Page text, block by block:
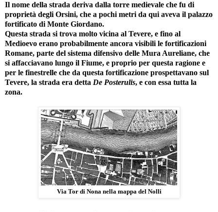
Il nome della strada deriva dalla torre medievale che fu di
proprietà degli Orsini, che a pochi metri da qui aveva il palazzo
fortificato di Monte Giordano.
Questa strada si trova molto vicina al Tevere, e fino al
Medioevo erano probabilmente ancora visibili le fortificazioni
Romane, parte del sistema difensivo delle Mura Aureliane, che
si affacciavano lungo il Fiume, e proprio per questa ragione e
per le finestrelle che da questa fortificazione prospettavano sul
Tevere, la strada era detta De Posterulis, e con essa tutta la
zona.
Via Tor di Nona nella mappa del Nolli